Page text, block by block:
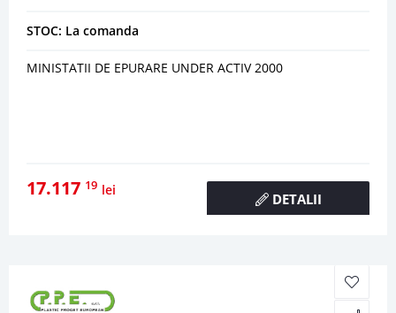
STOC: La comanda
MINISTATII DE EPURARE UNDER ACTIV 2000
17.117 19 lei
DETALII